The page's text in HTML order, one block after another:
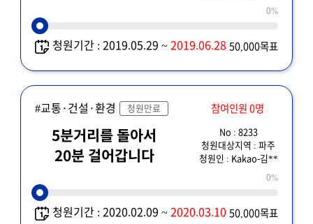
0%
청원기간 : 2019.05.29 ~2019.06.28 50,000목표
#교통·건설·환경 청원만료 참여인원 0명
5분거리를 돌아서
20분 걸어갑니다
No : 8233
청원대상지역 : 파주
청원인 : Kakao-김**
0%
청원기간 : 2020.02.09 ~2020.03.10 50,000목표